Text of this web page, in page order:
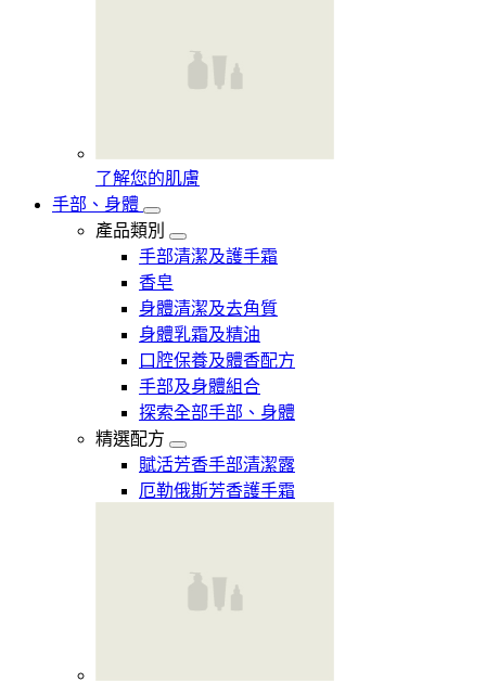
了解您的肌膚
手部、身體
產品類別
手部清潔及護手霜
香皂
身體清潔及去角質
身體乳霜及精油
口腔保養及體香配方
手部及身體組合
探索全部手部、身體
精選配方
賦活芳香手部清潔露
厄勒俄斯芳香護手霜